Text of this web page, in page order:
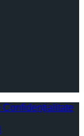
Confidențialitate